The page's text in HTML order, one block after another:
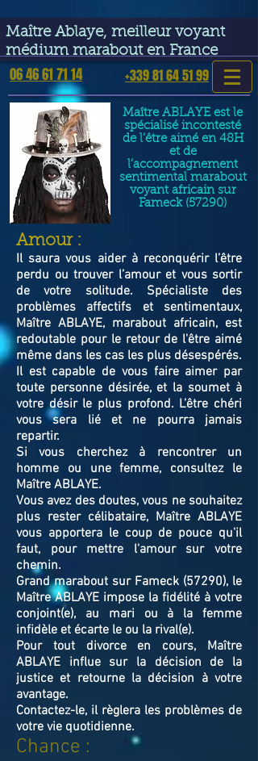
Maître Ablaye, meilleur voyant
médium marabout en France
06 46 61 71 14 +339 81 64 51 99
Maître ABLAYE est le
spécialisé incontesté
de l’être aimé en 48H
et de
l’accompagnement
sentimental marabout
voyant africain sur
Fameck (57290)
​Amour :
Il saura vous aider à reconquérir l’être
perdu ou trouver l’amour et vous sortir
de votre solitude. Spécialiste des
problèmes affectifs et sentimentaux,
Maître ABLAYE, marabout africain, est
redoutable pour le retour de l'être aimé
même dans les cas les plus désespérés.
Il est capable de vous faire aimer par
toute personne désirée, et la soumet à
votre désir le plus profond. L’être chéri
vous sera lié et ne pourra jamais
repartir.
Si vous cherchez à rencontrer un
homme ou une femme, consultez le
Maître ABLAYE.
Vous avez des doutes, vous ne souhaitez
plus rester célibataire, Maître ABLAYE
vous apportera le coup de pouce qu'il
faut, pour mettre l'amour sur votre
chemin.
Grand marabout sur Fameck (57290), le
Maître ABLAYE impose la fidélité à votre
conjoint(e), au mari ou à la femme
infidèle et écarte le ou la rival(e).
Pour tout divorce en cours, Maître
ABLAYE influe sur la décision de la
justice et retourne la décision à votre
avantage.
Contactez-le, il règlera les problèmes de
votre vie quotidienne.
Chance :